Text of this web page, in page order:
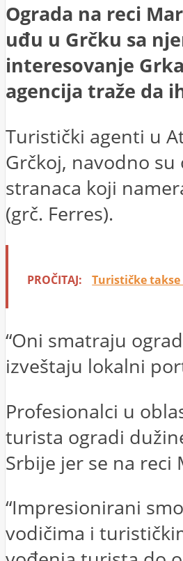
Ograda na reci
uđu u Grčku sa
interesovanje
agencija traže da
Turistički agenti u
Grčkoj, navodno
stranaca koji
(grč. Ferres).
PROČITAJ: Turističke takse
“Oni smatraju
izveštaju lokalni
Profesionalci u
turista ogradi
Srbije jer se na reci
“Impresionirani
vodičima i